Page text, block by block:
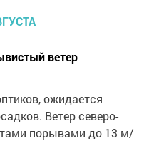
ветер
ожидается
Ветер северо-
порывами до 13 м/